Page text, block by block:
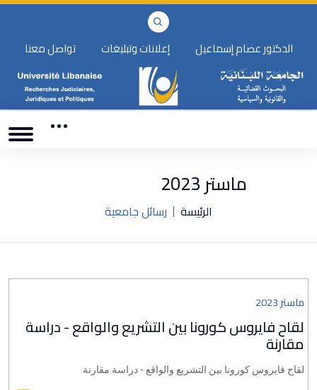
الدكتور عصام إسماعيل إعلانات وتبليغات تواصل معنا
ماستر 2023
الرئيسة رسائل جامعية
ماستر 2023
لقاح فايروس كورونا بين التشريع والواقع - دراسة
مقارنة
لقاح فايروس كورونا بين التشريع والواقع - دراسة مقارنة